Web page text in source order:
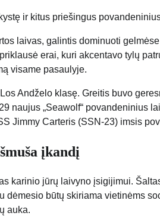
ir kitus priešingus
laivas, galintis dominuoti
erai, kuri akcentavo tylų
visame pasaulyje.
Andželo klasę. Greitis buvo
naujus „Seawolf“ povandeninius
Jimmy Carteris (SSN-23) imsis
įkandį
karinio jūrų laivyno įsigijimui.
būtų skiriama vietinėms
auka.